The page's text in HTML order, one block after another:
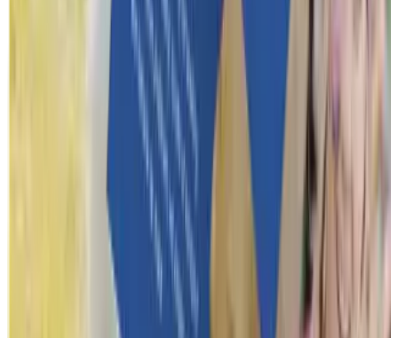
Hoe verloopt het volledige proces van aanvraag tot het event?